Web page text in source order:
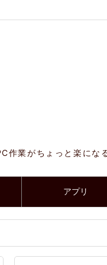
作業がちょっと楽にな
アプリ